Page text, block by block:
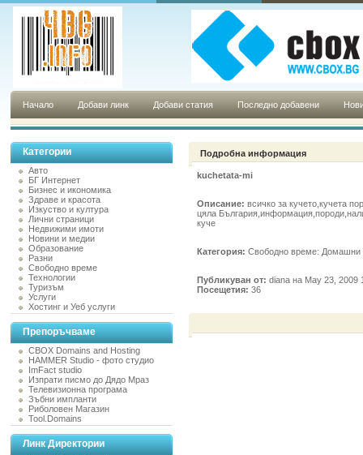
Начало Добави линк Добави статия Последно добавени
Категории
Авто
БГ Интернет
Бизнес и икономика
Здраве и красота
Изкуство и култура
Лични страници
Недвижими имоти
Новини и медии
Образование
Разни
Свободно време
Технологии
Туризъм
Услуги
Хостинг и Уеб услуги
Препоръчваме
CBOX Domains and Hosting
HAMMER Studio - фото студио
ImFact studio
Изпрати писмо до Дядо Мраз
Телевизионна програма
Зъбни импланти
Риболовен Магазин
Tool.Domains
Линк Директории
Подробна информация
kuchetata-mi
Описание: всичко за кучето,кучета
цяла
куче
Категория: Свободно време: Домашни
Публикуван от: diana на May 23, 2009
Посещетия: 36